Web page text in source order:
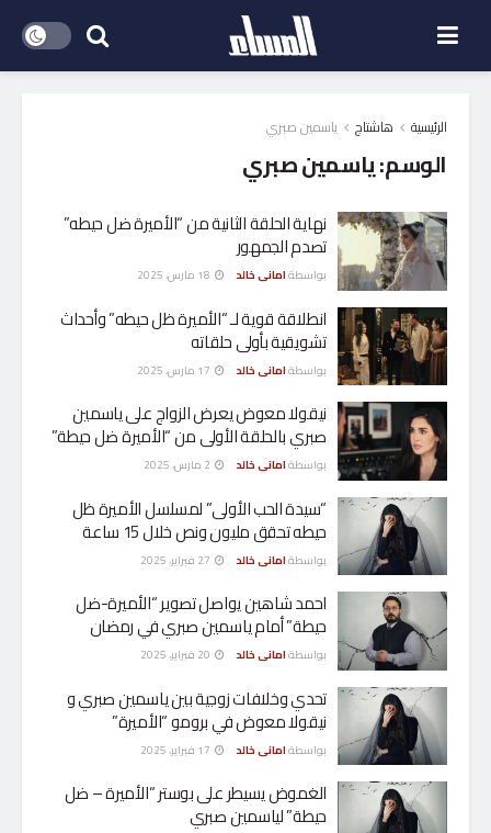
الرئيسية هاشتاج ياسمين صبري
الوسم:ياسمين صبري
نهاية الحلقة الثانية من “الأميرة ضل حيطه”
تصدم الجمهور
بواسطةامانى خالد
انطلاقة قوية لـ “الأميرة ظل حيطه” وأحداث
تشويقية بأولى حلقاته
بواسطةامانى خالد
نيقولا معوض يعرض الزواج على ياسمين
صبري بالحلقة الأولى من “الأميرة ضل حيطة”
بواسطةامانى خالد
“سيدة الحب الأولى” لمسلسل الأميرة ظل
حيطه تحقق مليون ونص خلال 15 ساعة
بواسطةامانى خالد
احمد شاهين يواصل تصوير “الأميرة-ضل
حيطة” أمام ياسمين صبري في رمضان
بواسطةامانى خالد
تحدي وخلافات زوجية بين ياسمين صبري و
نيقولا معوض في برومو “الأميرة”
بواسطةامانى خالد
الغموض يسيطر على بوستر “الأميرة – ضل
حيطة” لياسمين صبري